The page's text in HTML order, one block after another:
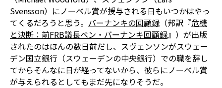
Svensson）にノーベル賞が授与される日もいつかはやっ
てくるだろうと思う。 バーナンキの回顧録 （邦訳『危機
と決断：前FRB議長ベン・バーナンキ回顧録』）が出版
されたのはほんの数日前だし、スヴェンソンがスウェー
デン国立銀行（スウェーデンの中央銀行）での職を辞し
てからそんなに日が経ってないから、彼らにノーベル賞
が与えられるとしてもまだ先になりそうだ。